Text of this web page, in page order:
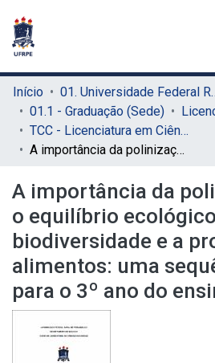
Início
01. Universidade
01.1 - Graduação (Sede)
TCC - Licenciatura em Ciências Biológicas (Sede)
A importância da polinização para o equilíbrio ecológico, a biodiversidade e a produção de alimentos: uma sequência didática para o 3º ano do ensino médio
A importância da
o equilíbrio
biodiversidade e a
alimentos: uma
para o 3º ano do